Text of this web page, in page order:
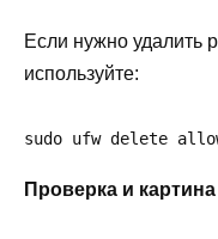
Если нужно удалить
используйте:
sudo ufw delete
Проверка и